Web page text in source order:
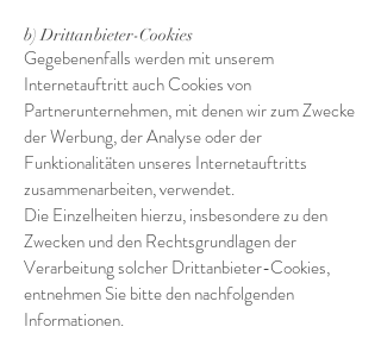
b) Drittanbieter-Cookies
Gegebenenfalls werden mit unserem
Internetauftritt auch Cookies von
Partnerunternehmen, mit denen wir zum Zwecke
der Werbung, der Analyse oder der
Funktionalitäten unseres Internetauftritts
zusammenarbeiten, verwendet.
Die Einzelheiten hierzu, insbesondere zu den
Zwecken und den Rechtsgrundlagen der
Verarbeitung solcher Drittanbieter-Cookies,
entnehmen Sie bitte den nachfolgenden
Informationen.